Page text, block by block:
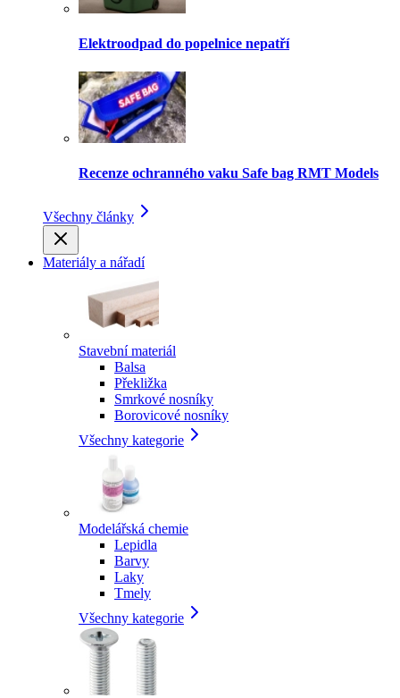
Elektroodpad do popelnice nepatří
Recenze ochranného vaku Safe bag RMT Models
Všechny články
Materiály a nářadí
Stavební materiál
Balsa
Překližka
Smrkové nosníky
Borovicové nosníky
Všechny kategorie
Modelářská chemie
Lepidla
Barvy
Laky
Tmely
Všechny kategorie